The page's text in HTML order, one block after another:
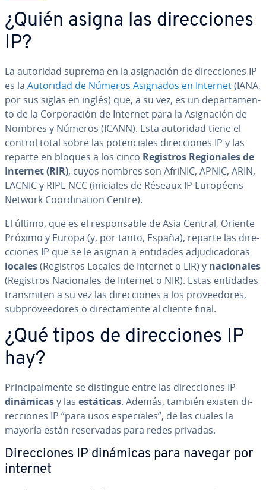
¿Quién asigna las di­re­c­cio­nes
IP?
La autoridad suprema en la asi­g­na­ción de di­re­c­cio­nes IP
es la Autoridad de Números Asignados en Internet(IANA,
por sus siglas en inglés) que, a su vez, es un de­pa­r­ta­me­n­
to de la Co­r­po­ra­ción de Internet para la Asi­g­na­ción de
Nombres y Números (ICANN). Esta autoridad tiene el
control total sobre las po­te­n­cia­les di­re­c­cio­nes IP y las
reparte en bloques a los cinco Registros Re­gio­na­les de
Internet (RIR), cuyos nombres son AfriNIC, APNIC, ARIN,
LACNIC y RIPE NCC (iniciales de Réseaux IP Européens
Network Coor­di­na­tion Centre).
El último, que es el re­s­po­n­sa­ble de Asia Central, Oriente
Próximo y Europa (y, por tanto, España), reparte las di­re­
c­cio­nes IP que se le asignan a entidades ad­ju­di­ca­do­ras
locales(Registros Locales de Internet o LIR) y na­cio­na­les
(Registros Na­cio­na­les de Internet o NIR). Estas entidades
tra­n­s­mi­ten a su vez las di­re­c­cio­nes a los pro­vee­do­res,
su­b­pro­vee­do­res o di­re­c­ta­me­n­te al cliente final.
¿Qué tipos de di­re­c­cio­nes IP
hay?
Pri­n­ci­pa­l­me­n­te se distingue entre las di­re­c­cio­nes IP
dinámicasy las estáticas. Además, también existen di­
re­c­cio­nes IP “para usos es­pe­cia­les”, de las cuales la
mayoría están re­se­r­va­das para redes privadas.
Di­re­c­cio­nes IP dinámicas para navegar por
internet